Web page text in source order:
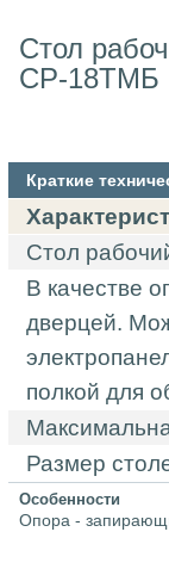
Стол
СР-18ТМБ
Краткие
Стол
В качестве
дверцей.
полкой для
Размер
Особенности
Опора -